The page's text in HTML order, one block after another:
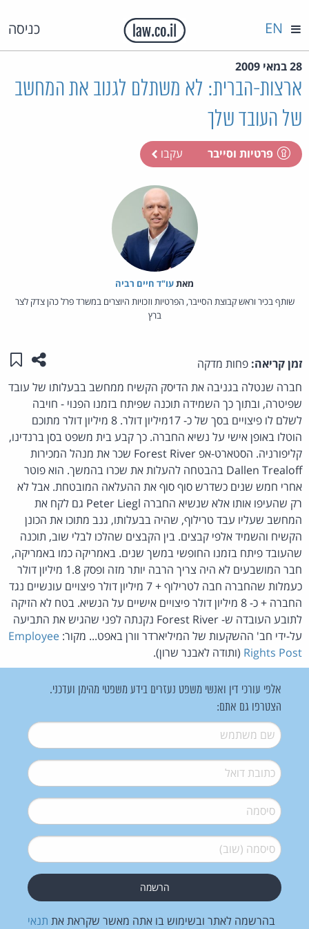
כניסה EN
28 במאי 2009
ארצות-הברית: לא משתלם לגנוב את המחשב
של העובד שלך
פרטיות וסייבר עקבו
מאת‏עו"ד חיים רביה
שותף בכיר וראש קבוצת הסייבר, הפרטיות וזכויות היוצרים במשרד פרל כהן צדק לצר
ברץ
זמן קריאה: פחות מדקה שתפו
חברה שנטלה בגניבה את הדיסק הקשיח ממחשב בבעלותו של עובד
שפיטרה, ובתוך כך השמידה תוכנה שפיתח בזמנו הפנוי - חויבה
לשלם לו פיצויים בסך של כ- 17מיליון דולר. 8 מיליון דולר מתוכם
הוטלו באופן אישי על נשיא החברה. כך קבע בית משפט בסן ברנדינו,
קליפורניה. הסטארט-אפ Forest River שכר את מנהל המכירות
Dallen Trealoff בהבטחה להעלות את שכרו בהמשך. הוא פוטר
אחרי חמש שנים כשדרש סוף סוף את ההעלאה המובטחת. אבל לא
רק שהעיפו אותו אלא שנשיא החברה Peter Liegl גם לקח את
המחשב שעליו עבד טרילוף, שהיה בבעלותו, גנב מתוכו את הכונן
הקשיח והשמיד אלפי קבצים. בין הקבצים שהלכו לבלי שוב, תוכנה
שהעובד פיתח בזמנו החופשי במשך שנים. באמריקה כמו באמריקה,
חבר המושבעים לא היה צריך הרבה יותר מזה ופסק 1.8 מיליון דולר
כעמלות שהחברה חבה לטרילוף + 7 מיליון דולר פיצויים עונשיים נגד
החברה + כ- 8 מיליון דולר פיצויים אישיים על הנשיא. בטח לא הזיקה
לתובע העובדה ש- Forest River נקנתה לפני שהגיש את התביעה
על-ידי חב' ההשקעות של המיליארדר וורן באפט... מקור: Employee
Rights Post (ותודה לאבנר שרון).
אלפי עורכי דין ואנשי משפט נעזרים בידע משפטי מהימן ועדכני.
הצטרפו גם אתם:
שם משתמש*
דואל*
סיסמה*
סיסמה (שוב)*
בהרשמה לאתר ובשימוש בו אתה מאשר שקראת את תנאי